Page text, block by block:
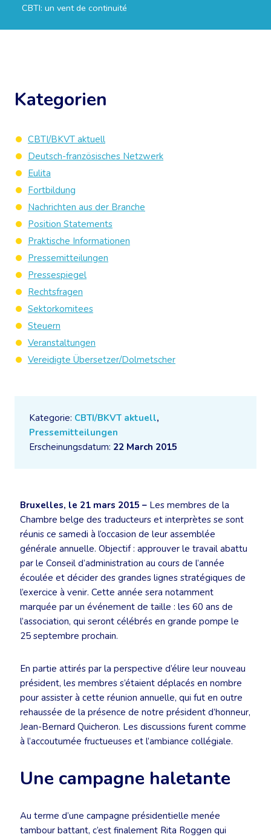
CBTI: un vent de continuité
Kategorie: CBTI/BKVT aktuell,
Pressemitteilungen
Erscheinungsdatum: 22 March 2015
Bruxelles, le 21 mars 2015 – Les membres de la
Chambre belge des traducteurs et interprètes se sont
réunis ce samedi à l’occasion de leur assemblée
générale annuelle. Objectif : approuver le travail abattu
par le Conseil d’administration au cours de l’année
écoulée et décider des grandes lignes stratégiques de
l’exercice à venir. Cette année sera notamment
marquée par un événement de taille : les 60 ans de
l’association, qui seront célébrés en grande pompe le
25 septembre prochain.
En partie attirés par la perspective d’élire leur nouveau
président, les membres s’étaient déplacés en nombre
pour assister à cette réunion annuelle, qui fut en outre
rehaussée de la présence de notre président d’honneur,
Jean-Bernard Quicheron. Les discussions furent comme
à l’accoutumée fructueuses et l’ambiance collégiale.
Une campagne haletante
Au terme d’une campagne présidentielle menée
tambour battant, c’est finalement Rita Roggen qui
Kategorien
CBTI/BKVT aktuell
Deutsch-französisches Netzwerk
Eulita
Fortbildung
Nachrichten aus der Branche
Position Statements
Praktische Informationen
Pressemitteilungen
Pressespiegel
Rechtsfragen
Sektorkomitees
Steuern
Veranstaltungen
Vereidigte Übersetzer/Dolmetscher